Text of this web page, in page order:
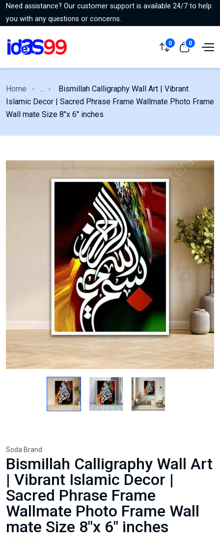
Need assistance? Our customer support is available 24/7 to help
you with any questions or concerns.
0 0
Home ...
Bismillah Calligraphy Wall Art | Vibrant
Islamic Decor | Sacred Phrase Frame Wallmate Photo Frame
Wall mate Size 8"x 6" inches
Soda Brand
Bismillah Calligraphy Wall Art
| Vibrant Islamic Decor |
Sacred Phrase Frame
Wallmate Photo Frame Wall
mate Size 8"x 6" inches